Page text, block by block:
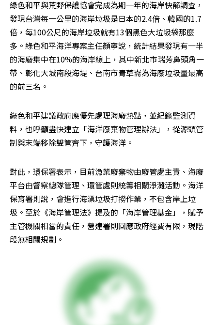
綠色和平與荒野保護協會完成為期一年的海岸快篩調查，
發現台灣每一公里的海岸垃圾是日本的2.4倍、韓國的1.7
倍，每100公尺的海岸垃圾就有13個黑色大垃圾袋那麼
多。綠色和平海洋專案主任顏寧說，統計結果發現有一半
的海廢集中在10%的海岸線上，其中新北市瑞芳鼻頭角一
帶、彰化大城南段海堤、台南市青草崙為海廢垃圾量最高
的前三名。
綠色和平建議政府應優先處理海廢熱點，並紀錄監測資
料，也呼籲盡快建立「海洋廢棄物管理辦法」，從源頭管
制與末端移除雙管齊下，守護海洋。
對此，環保署表示，目前漁業廢棄物由廢管處主責、海廢
平台由督察總隊管理、環管處則統籌相關淨灘活動。海洋
保育署則說，會進行海漂垃圾打撈作業，不包含岸上垃
圾。至於《海岸管理法》提及的「海岸管理基金」，賦予
主管機關相當的責任，營建署則回應政府經費有限，現階
段無相關規劃。